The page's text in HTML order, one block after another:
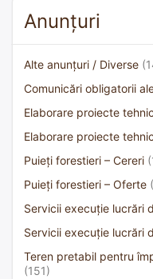
Anunțuri
Alte anunțuri / Diverse
Comunicări obligatorii
Elaborare proiecte
Elaborare proiecte
Puieți forestieri – Cereri
Puieți forestieri – Oferte
Servicii execuție lucrări
Servicii execuție lucrări
Teren pretabil pentru
(151)